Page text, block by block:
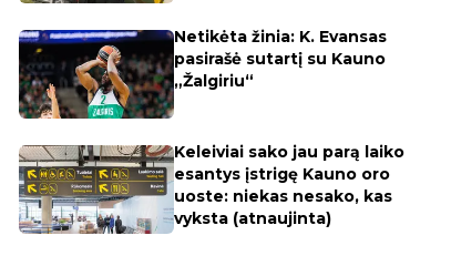
Netikėta žinia: K. Evansas
pasirašė sutartį su Kauno
„Žalgiriu“
Keleiviai sako jau parą laiko
esantys įstrigę Kauno oro
uoste: niekas nesako, kas
vyksta (atnaujinta)